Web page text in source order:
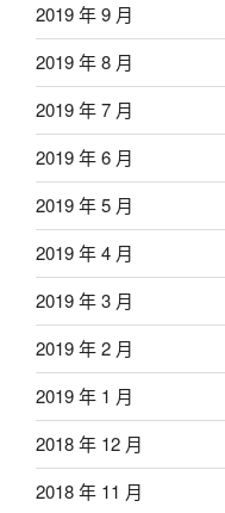
2019 年 9 月
2019 年 8 月
2019 年 7 月
2019 年 6 月
2019 年 5 月
2019 年 4 月
2019 年 3 月
2019 年 2 月
2019 年 1 月
2018 年 12 月
2018 年 11 月